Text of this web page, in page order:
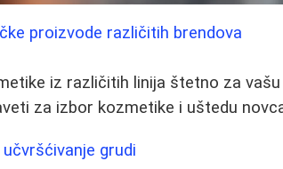
proizvode različitih brendova
iz različitih linija štetno za
za izbor kozmetike i uštedu
grudi